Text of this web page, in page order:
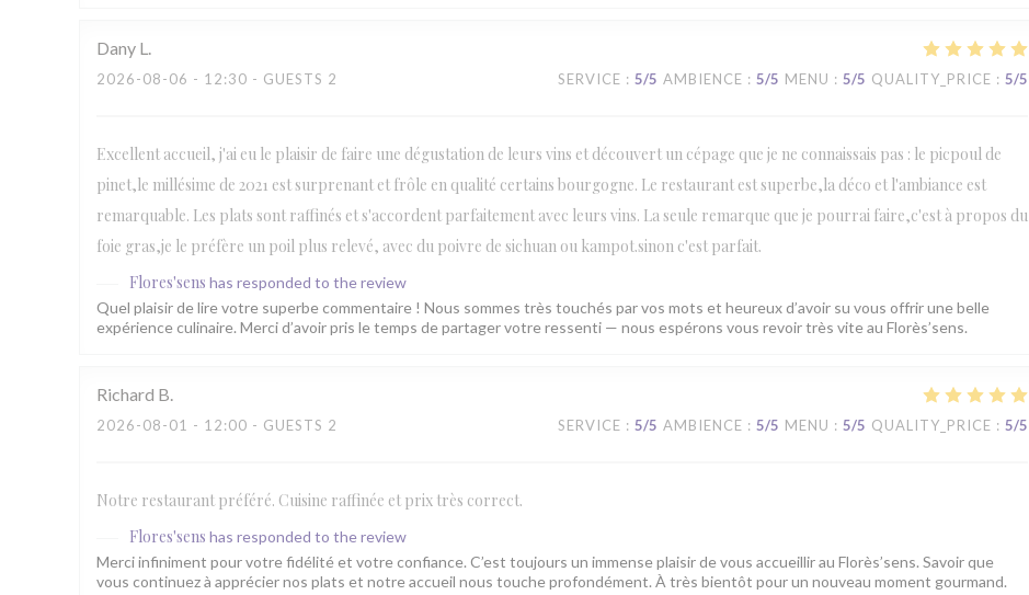
Dany L
2026-08-06 - 12:30 - GUESTS 2 SERVICE : 5/5 AMBIENCE : 5/5 MENU : 5/5 QUALITY_PRICE : 5/5
Excellent accueil, j'ai eu le plaisir de faire une dégustation de leurs vins et découvert un cépage que je ne connaissais pas : le picpoul de
pinet,le millésime de 2021 est surprenant et frôle en qualité certains bourgogne. Le restaurant est superbe,la déco et l'ambiance est
remarquable. Les plats sont raffinés et s'accordent parfaitement avec leurs vins. La seule remarque que je pourrai faire,c'est à propos du
foie gras,je le préfère un poil plus relevé, avec du poivre de sichuan ou kampot.sinon c'est parfait.
Flores'sens has responded to the review
Quel plaisir de lire votre superbe commentaire ! Nous sommes très touchés par vos mots et heureux d’avoir su vous offrir une belle
expérience culinaire. Merci d’avoir pris le temps de partager votre ressenti — nous espérons vous revoir très vite au Florès’sens.
Richard B
2026-08-01 - 12:00 - GUESTS 2 SERVICE : 5/5 AMBIENCE : 5/5 MENU : 5/5 QUALITY_PRICE : 5/5
Notre restaurant préféré. Cuisine raffinée et prix très correct.
Flores'sens has responded to the review
Merci infiniment pour votre fidélité et votre confiance. C’est toujours un immense plaisir de vous accueillir au Florès’sens. Savoir que
vous continuez à apprécier nos plats et notre accueil nous touche profondément. À très bientôt pour un nouveau moment gourmand.